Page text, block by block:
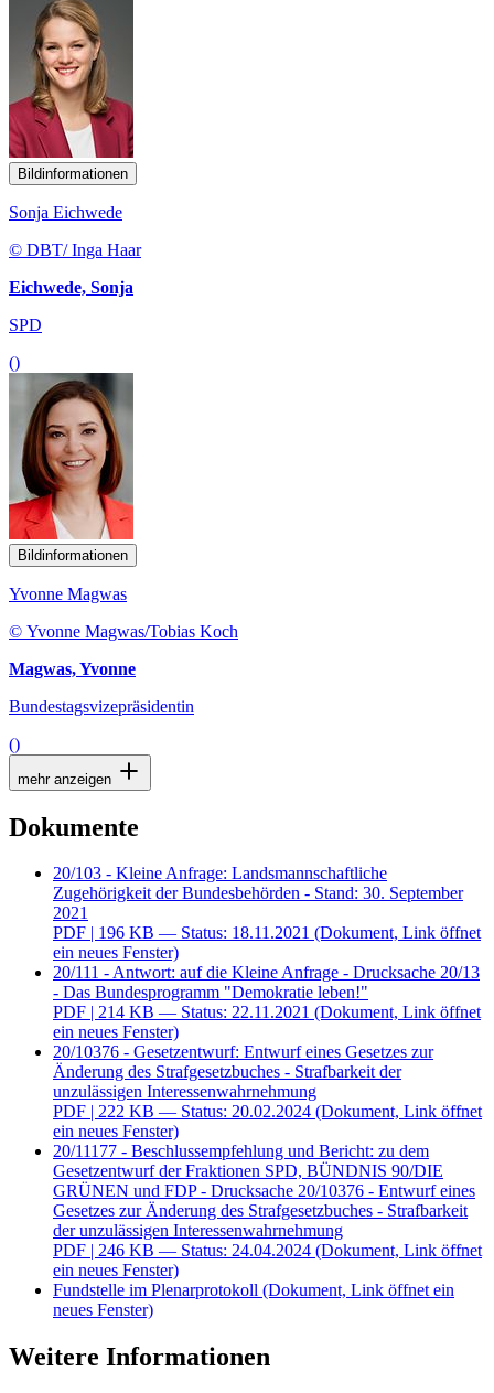
Bildinformationen
Sonja Eichwede
© DBT/ Inga Haar
Eichwede, Sonja
SPD
()
Bildinformationen
Yvonne Magwas
© Yvonne Magwas/Tobias Koch
Magwas, Yvonne
Bundestagsvizepräsidentin
()
mehr anzeigen
Dokumente
20/103 - Kleine Anfrage: Landsmannschaftliche
Zugehörigkeit der Bundesbehörden - Stand: 30. September
2021
PDF | 196 KB — Status: 18.11.2021 (Dokument, Link öffnet
ein neues Fenster)
20/111 - Antwort: auf die Kleine Anfrage - Drucksache 20/13
- Das Bundesprogramm "Demokratie leben!"
PDF | 214 KB — Status: 22.11.2021 (Dokument, Link öffnet
ein neues Fenster)
20/10376 - Gesetzentwurf: Entwurf eines Gesetzes zur
Änderung des Strafgesetzbuches - Strafbarkeit der
unzulässigen Interessenwahrnehmung
PDF | 222 KB — Status: 20.02.2024 (Dokument, Link öffnet
ein neues Fenster)
20/11177 - Beschlussempfehlung und Bericht: zu dem
Gesetzentwurf der Fraktionen SPD, BÜNDNIS 90/DIE
GRÜNEN und FDP - Drucksache 20/10376 - Entwurf eines
Gesetzes zur Änderung des Strafgesetzbuches - Strafbarkeit
der unzulässigen Interessenwahrnehmung
PDF | 246 KB — Status: 24.04.2024 (Dokument, Link öffnet
ein neues Fenster)
Fundstelle im Plenarprotokoll (Dokument, Link öffnet ein
neues Fenster)
Weitere Informationen